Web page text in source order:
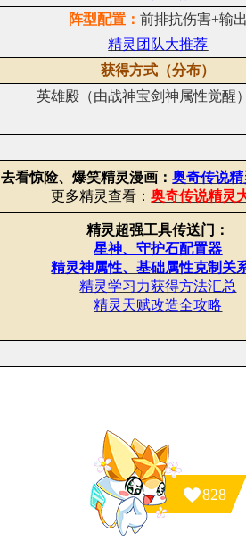
阵型配置： 前排抗伤害+输
精灵团队大推荐
获得方式（分布）
英雄殿（由战神宝剑神属性觉醒
去看惊险、爆笑精灵漫画：奥奇传说
更多精灵查看：奥奇传说精灵
精灵超强工具传送门：
星神、守护石配置器
精灵神属性、基础属性克制关
精灵学习力获得方法汇总
精灵天赋改造全攻略
828